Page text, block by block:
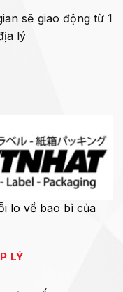
sẽ giao động từ 1
lý
lo về bao bì của
LÝ